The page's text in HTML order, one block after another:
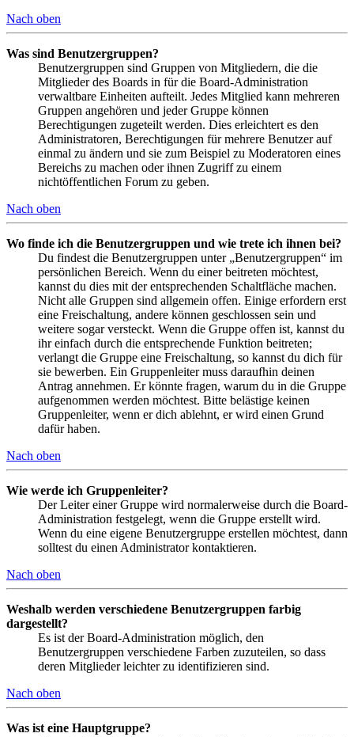
Nach oben
Was sind Benutzergruppen?
Benutzergruppen sind Gruppen von Mitgliedern, die die
Mitglieder des Boards in für die Board-Administration
verwaltbare Einheiten aufteilt. Jedes Mitglied kann mehreren
Gruppen angehören und jeder Gruppe können
Berechtigungen zugeteilt werden. Dies erleichtert es den
Administratoren, Berechtigungen für mehrere Benutzer auf
einmal zu ändern und sie zum Beispiel zu Moderatoren eines
Bereichs zu machen oder ihnen Zugriff zu einem
nichtöffentlichen Forum zu geben.
Nach oben
Wo finde ich die Benutzergruppen und wie trete ich ihnen bei?
Du findest die Benutzergruppen unter „Benutzergruppen“ im
persönlichen Bereich. Wenn du einer beitreten möchtest,
kannst du dies mit der entsprechenden Schaltfläche machen.
Nicht alle Gruppen sind allgemein offen. Einige erfordern erst
eine Freischaltung, andere können geschlossen sein und
weitere sogar versteckt. Wenn die Gruppe offen ist, kannst du
ihr einfach durch die entsprechende Funktion beitreten;
verlangt die Gruppe eine Freischaltung, so kannst du dich für
sie bewerben. Ein Gruppenleiter muss daraufhin deinen
Antrag annehmen. Er könnte fragen, warum du in die Gruppe
aufgenommen werden möchtest. Bitte belästige keinen
Gruppenleiter, wenn er dich ablehnt, er wird einen Grund
dafür haben.
Nach oben
Wie werde ich Gruppenleiter?
Der Leiter einer Gruppe wird normalerweise durch die Board-
Administration festgelegt, wenn die Gruppe erstellt wird.
Wenn du eine eigene Benutzergruppe erstellen möchtest, dann
solltest du einen Administrator kontaktieren.
Nach oben
Weshalb werden verschiedene Benutzergruppen farbig
dargestellt?
Es ist der Board-Administration möglich, den
Benutzergruppen verschiedene Farben zuzuteilen, so dass
deren Mitglieder leichter zu identifizieren sind.
Nach oben
Was ist eine Hauptgruppe?